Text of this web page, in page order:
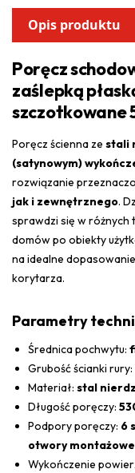
Opis produktu
Poręcz
zaślepką
szczotkowane
Poręcz ścienna ze stali
(satynowym)
rozwiązanie
jak i zewnętrznego.
sprawdzi się w różnych
domów po obiekty
na idealne
korytarza.
Parametry
Średnica pochwytu:
Grubość ścianki rury:
Materiał: stal
Długość poręczy:
Podpory poręczy: 6
otwory montażowe
Wykończenie